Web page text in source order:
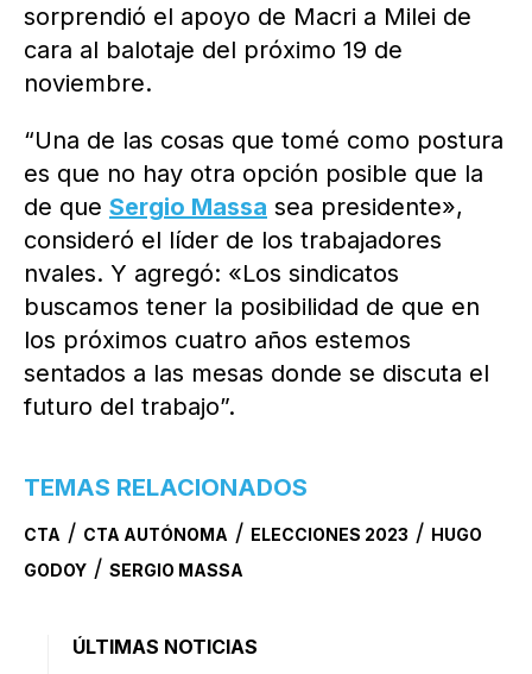
sorprendió el apoyo de Macri a Milei de
cara al balotaje del próximo 19 de
noviembre.
“Una de las cosas que tomé como postura
es que no hay otra opción posible que la
de que Sergio Massa sea presidente»,
consideró el líder de los trabajadores
nvales. Y agregó: «Los sindicatos
buscamos tener la posibilidad de que en
los próximos cuatro años estemos
sentados a las mesas donde se discuta el
futuro del trabajo”.
TEMAS RELACIONADOS
CTA / CTA AUTÓNOMA / ELECCIONES 2023 / HUGO
GODOY / SERGIO MASSA
ÚLTIMAS NOTICIAS